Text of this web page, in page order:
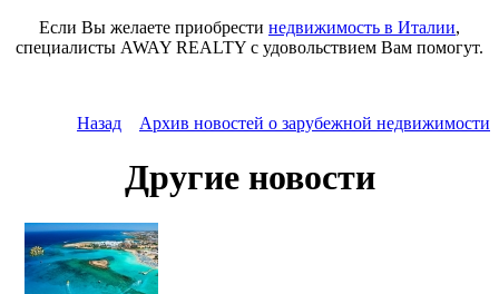
Если Вы желаете приобрести недвижимость в Италии,
специалисты AWAY REALTY с удовольствием Вам помогут.
Назад Архив новостей о зарубежной недвижимости
Другие новости